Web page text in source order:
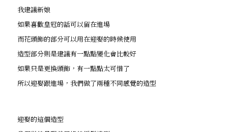
我建議新娘
如果喜歡皇冠的話可以留在進場
而花頭飾的部分可以用在迎娶的時候使用
造型部分則是建議有一點點變化會比較好
如果只是更換頭飾，有一點點太可惜了
所以迎娶跟進場，我們做了兩種不同感覺的造型
迎娶的這個造型